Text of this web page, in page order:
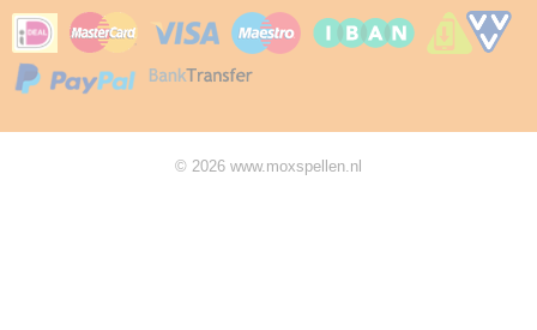
© 2026 www.moxspellen.nl